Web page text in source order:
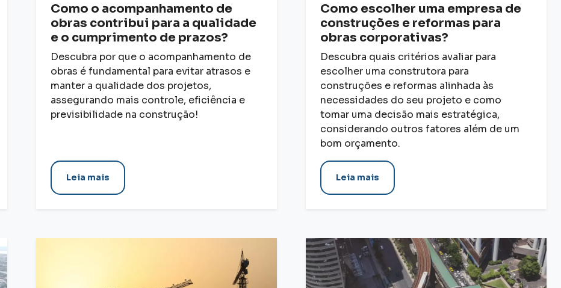
Como o acompanhamento de
obras contribui para a qualidade
e o cumprimento de prazos?
Descubra por que o acompanhamento de
obras é fundamental para evitar atrasos e
manter a qualidade dos projetos,
assegurando mais controle, eficiência e
previsibilidade na construção!
Leia mais
Como escolher uma empresa de
construções e reformas para
obras corporativas?
Descubra quais critérios avaliar para
escolher uma construtora para
construções e reformas alinhada às
necessidades do seu projeto e como
tomar uma decisão mais estratégica,
considerando outros fatores além de um
bom orçamento.
Leia mais